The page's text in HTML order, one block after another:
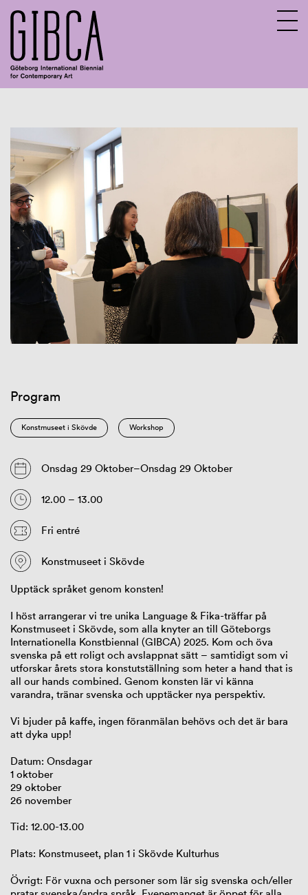
Aktuella program
Digitalt program
Tidigare program
Barn och unga
Program
Konstmuseet i Skövde Workshop
Onsdag 29 Oktober–Onsdag 29 Oktober
12.00 – 13.00
Fri entré
Konstmuseet i Skövde
Upptäck språket genom konsten!
I höst arrangerar vi tre unika Language & Fika-träffar på
Konstmuseet i Skövde, som alla knyter an till Göteborgs
Internationella Konstbiennal (GIBCA) 2025. Kom och öva
svenska på ett roligt och avslappnat sätt – samtidigt som vi
utforskar årets stora konstutställning som heter a hand that is
all our hands combined. Genom konsten lär vi känna
varandra, tränar svenska och upptäcker nya perspektiv.
Vi bjuder på kaffe, ingen föranmälan behövs och det är bara
att dyka upp!
Datum: Onsdagar
1 oktober
29 oktober
26 november
Tid: 12.00-13.00
Plats: Konstmuseet, plan 1 i Skövde Kulturhus
Övrigt: För vuxna och personer som lär sig svenska och/eller